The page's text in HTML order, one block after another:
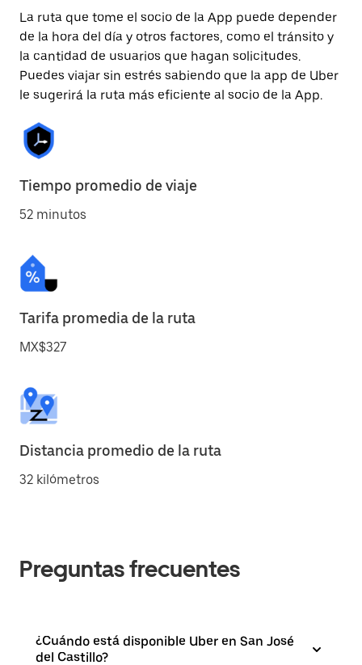
La ruta que tome el socio de la App puede depender
de la hora del día y otros factores, como el tránsito y
la cantidad de usuarios que hagan solicitudes.
Puedes viajar sin estrés sabiendo que la app de Uber
le sugerirá la ruta más eficiente al socio de la App.
Tiempo promedio de viaje
52 minutos
Tarifa promedia de la ruta
MX$327
Distancia promedio de la ruta
32 kilómetros
Preguntas frecuentes
¿Cuándo está disponible Uber en San José
del Castillo?